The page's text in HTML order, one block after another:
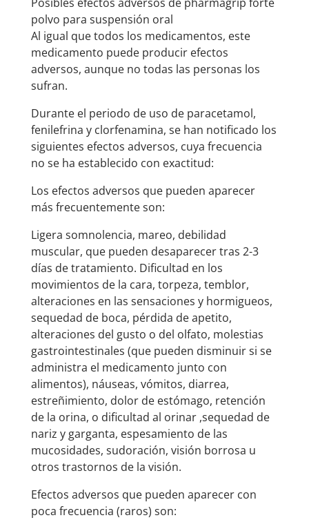
polvo para suspensión oral
Al igual que todos los medicamentos, este
medicamento puede producir efectos
adversos, aunque no todas las personas los
sufran.
Durante el periodo de uso de paracetamol,
fenilefrina y clorfenamina, se han notificado los
siguientes efectos adversos, cuya frecuencia
no se ha establecido con exactitud:
Los efectos adversos que pueden aparecer
más frecuentemente son:
Ligera somnolencia, mareo, debilidad
muscular, que pueden desaparecer tras 2-3
días de tratamiento. Dificultad en los
movimientos de la cara, torpeza, temblor,
alteraciones en las sensaciones y hormigueos,
sequedad de boca, pérdida de apetito,
alteraciones del gusto o del olfato, molestias
gastrointestinales (que pueden disminuir si se
administra el medicamento junto con
alimentos), náuseas, vómitos, diarrea,
estreñimiento, dolor de estómago, retención
de la orina, o dificultad al orinar ,sequedad de
nariz y garganta, espesamiento de las
mucosidades, sudoración, visión borrosa u
otros trastornos de la visión.
Efectos adversos que pueden aparecer con
poca frecuencia (raros) son: